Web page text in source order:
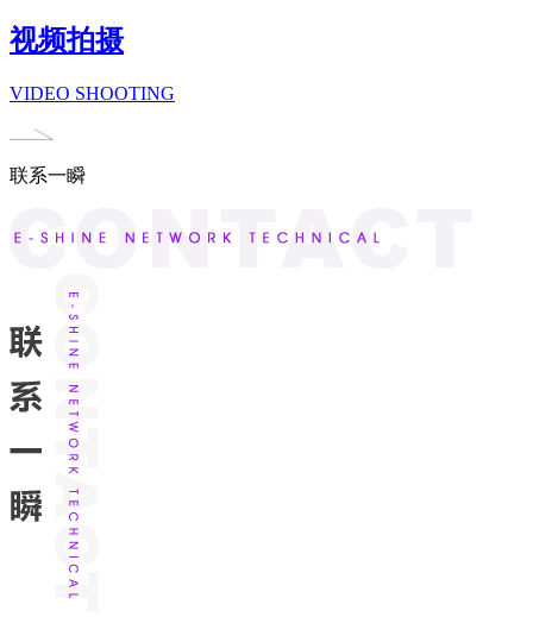
视频拍摄
VIDEO SHOOTING
联系一瞬